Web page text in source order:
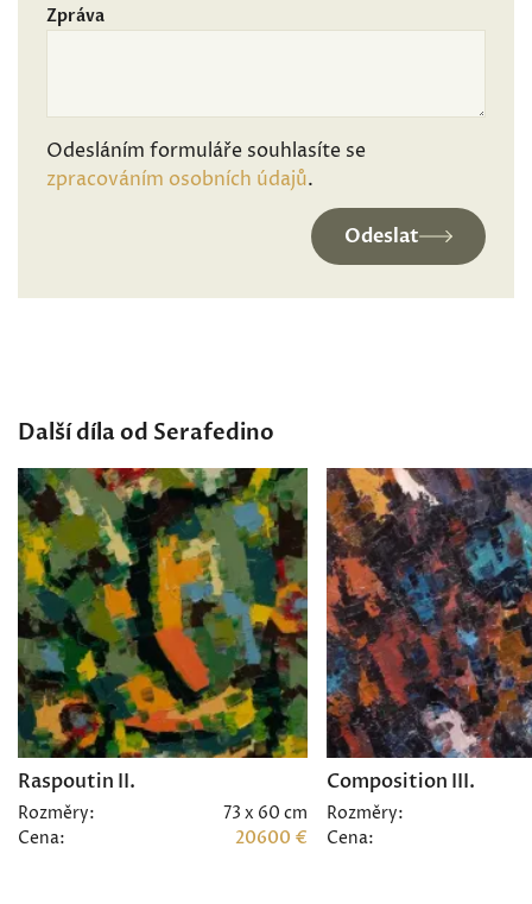
Zpráva
Odesláním formuláře souhlasíte se
zpracováním osobních údajů.
Odeslat
Další díla od Serafedino
Raspoutin II.
Rozměry:
73 x 60 cm
Cena:
20600 €
Composition III.
Rozměry:
Cena: